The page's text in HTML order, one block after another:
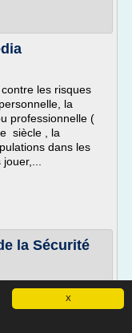
X
les risques
la
professionnelle (
siècle , la
dans les
la Sécurité
se traduit